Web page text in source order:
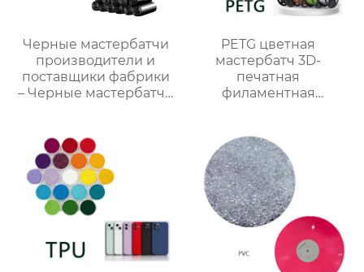
Черные мастербатчи
производители и
поставщики фабрики
– Черные мастербатчи
PETG цветная
мастербатч 3D-
печатная
филаментная